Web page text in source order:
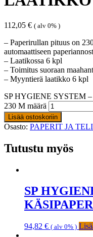
112,05 € ( alv 0% )
– Paperirullan pituus on
automaattiseen
– Laatikossa 6 kpl
– Toimitus suoraan
– Myyntierä laatikko 6 kpl
SP HYGIENE SYSTEM
230 M määrä
Lisää ostoskoriin
Osasto: PAPERIT JA
Tutustu myös
SP
94,82 € ( alv 0% )